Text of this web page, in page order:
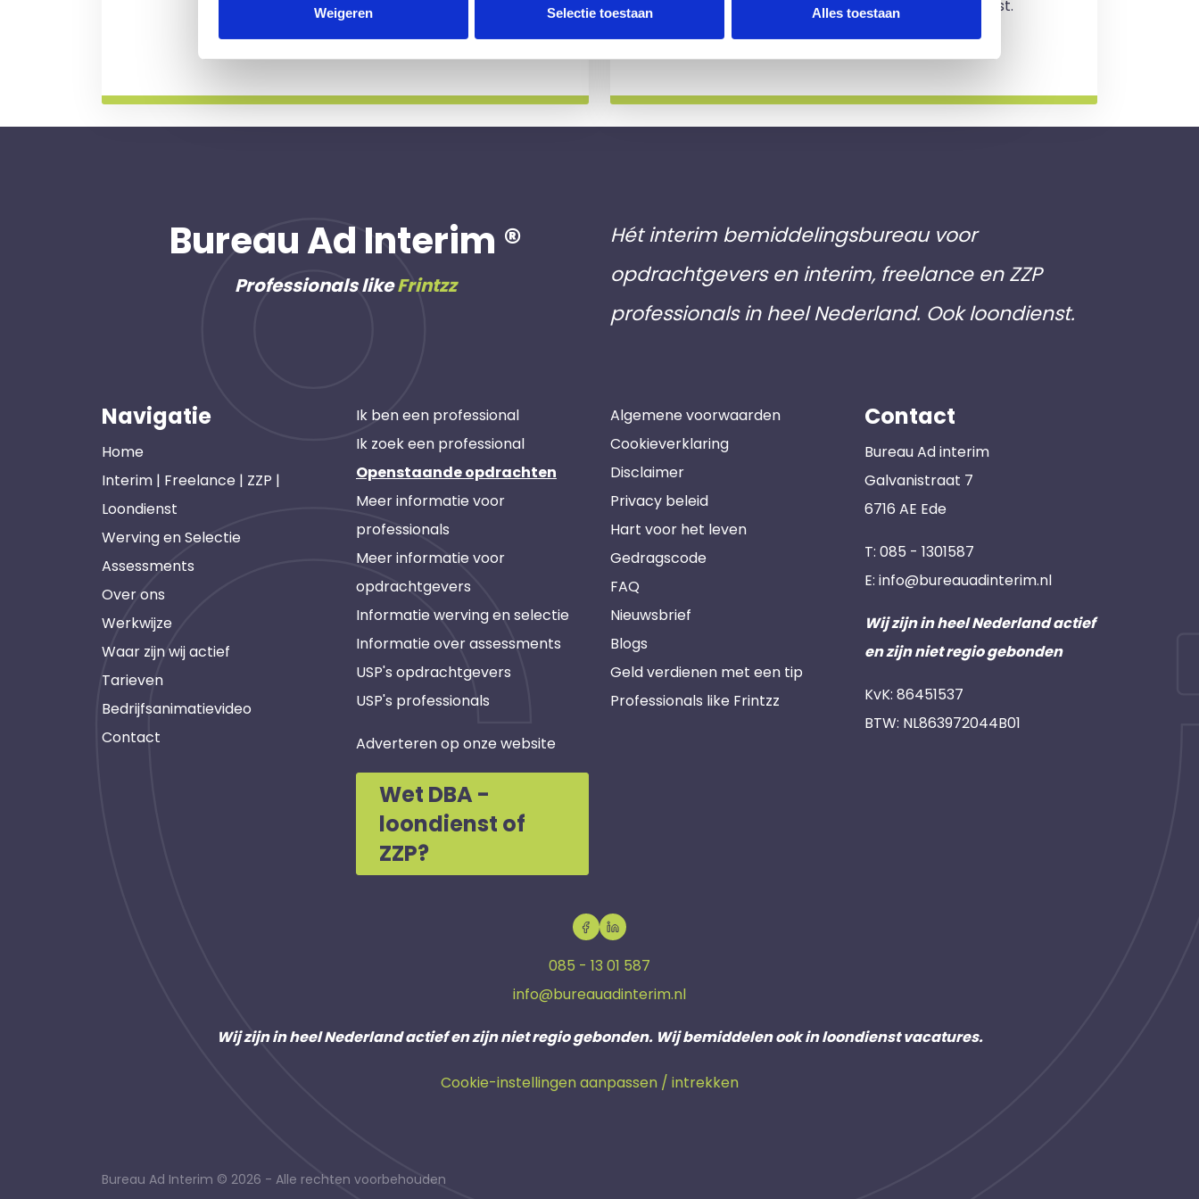
Weigeren Selectie toestaan Alles toestaan
professional voor u aan de slag gaat.
aan inschrijving en je zit nergens aan vast.
Bureau Ad Interim ®
Professionals likeFrintzz
Hét interim bemiddelingsbureau voor
opdrachtgevers en interim, freelance en ZZP
professionals in heel Nederland. Ook loondienst.
Navigatie
Home
Interim | Freelance | ZZP |
Loondienst
Werving en Selectie
Assessments
Over ons
Werkwijze
Waar zijn wij actief
Tarieven
Bedrijfsanimatievideo
Contact
Ik ben een professional
Ik zoek een professional
Openstaande opdrachten
Meer informatie voor
professionals
Meer informatie voor
opdrachtgevers
Informatie werving en selectie
Informatie over assessments
USP's opdrachtgevers
USP's professionals
Adverteren op onze website
Wet DBA -
loondienst of
ZZP?
Algemene voorwaarden
Cookieverklaring
Disclaimer
Privacy beleid
Hart voor het leven
Gedragscode
FAQ
Nieuwsbrief
Blogs
Geld verdienen met een tip
Professionals like Frintzz
Contact
Bureau Ad interim
Galvanistraat 7
6716 AE Ede
T: 085 - 1301587
E: info@bureauadinterim.nl
Wij zijn in heel Nederland actief
en zijn niet regio gebonden
KvK: 86451537
BTW: NL863972044B01
085 - 13 01 587
info@bureauadinterim.nl
Wij zijn in heel Nederland actief en zijn niet regio gebonden. Wij bemiddelen ook in loondienst vacatures.
Cookie-instellingen aanpassen / intrekken
Bureau Ad Interim © 2026 - Alle rechten voorbehouden